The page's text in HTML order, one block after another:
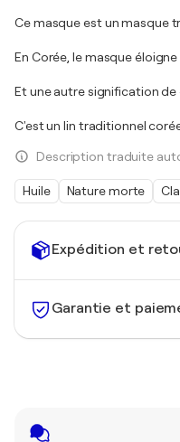
Expédition et
Garantie et
Ce masque est un masque
En Corée, le masque
Et une autre signification de
C'est un lin traditionnel
Description traduite
Huile Nature morte